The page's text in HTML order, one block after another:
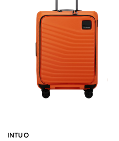
INTUO